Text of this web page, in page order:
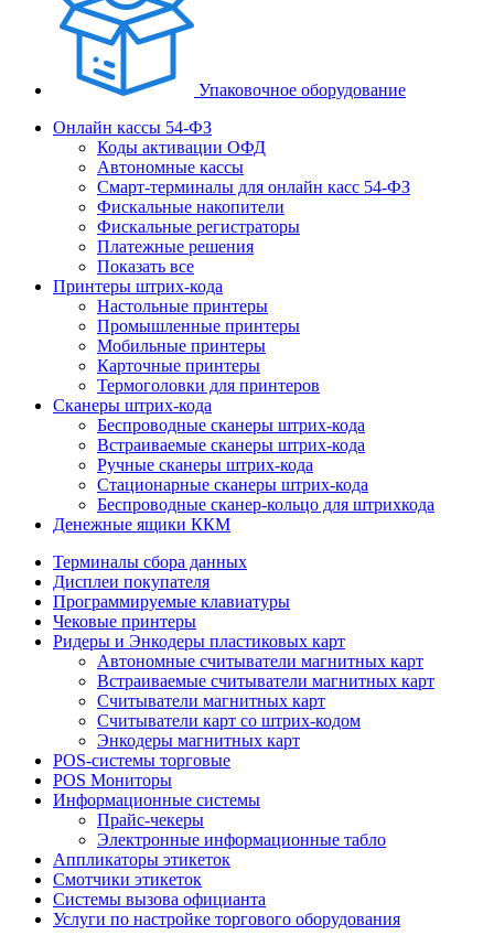
Упаковочное оборудование
Онлайн кассы 54-ФЗ
Коды активации ОФД
Автономные кассы
Смарт-терминалы для онлайн касс 54-ФЗ
Фискальные накопители
Фискальные регистраторы
Платежные решения
Показать все
Принтеры штрих-кода
Настольные принтеры
Промышленные принтеры
Мобильные принтеры
Карточные принтеры
Термоголовки для принтеров
Сканеры штрих-кода
Беспроводные сканеры штрих-кода
Встраиваемые сканеры штрих-кода
Ручные сканеры штрих-кода
Стационарные сканеры штрих-кода
Беспроводные сканер-кольцо для штрихкода
Денежные ящики ККМ
Терминалы сбора данных
Дисплеи покупателя
Программируемые клавиатуры
Чековые принтеры
Ридеры и Энкодеры пластиковых карт
Автономные считыватели магнитных карт
Встраиваемые считыватели магнитных карт
Считыватели магнитных карт
Считыватели карт со штрих-кодом
Энкодеры магнитных карт
POS-системы торговые
POS Мониторы
Информационные системы
Прайс-чекеры
Электронные информационные табло
Аппликаторы этикеток
Смотчики этикеток
Системы вызова официанта
Услуги по настройке торгового оборудования